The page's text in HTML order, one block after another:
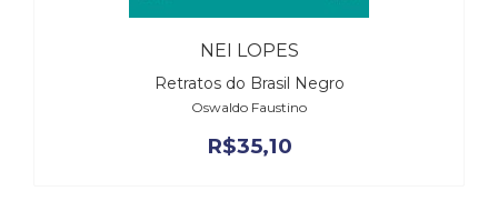
NEI LOPES
Retratos do Brasil Negro
Oswaldo Faustino
R$35,10